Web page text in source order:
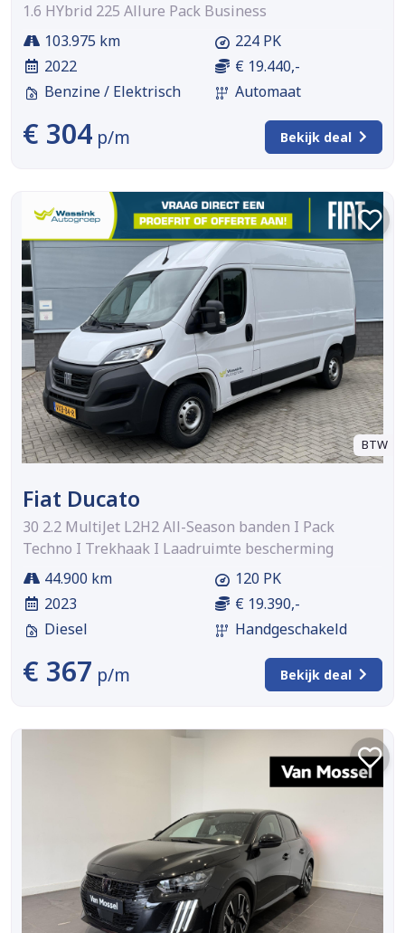
1.6 HYbrid 225 Allure Pack Business
103.975 km
2022
Benzine / Elektrisch
224 PK
€ 19.440,-
Automaat
€ 304 p/m Bekijk deal
BTW
Fiat Ducato
30 2.2 MultiJet L2H2 All-Season banden I Pack
Techno I Trekhaak I Laadruimte bescherming
44.900 km
2023
Diesel
120 PK
€ 19.390,-
Handgeschakeld
€ 367 p/m Bekijk deal